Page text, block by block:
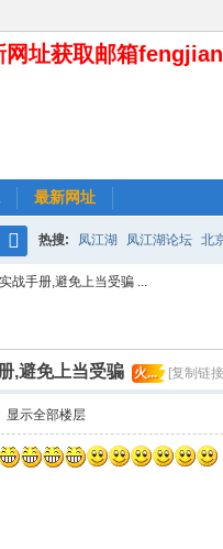
网址获取邮箱
最新网址
搜
热搜: 凤江湖 凤江湖论坛 北
战手册,避免上当受骗 ...
,避免上当受骗 火... [复制链
显示全部楼层